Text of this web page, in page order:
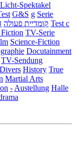
Licht-Spektakel
G&S g Serie
קומדיית פעולה Test c
TV-Serie
Science-Fiction
Docutainment
TV-Sendung
Divers History True
Martial Arts
-Austellung Halle